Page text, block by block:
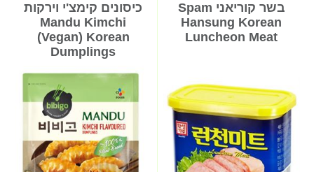
בשר קוריאני Spam
Hansung Korean
Luncheon Meat
כיסונים קימצ'י וירקות
Mandu Kimchi
(Vegan) Korean
Dumplings